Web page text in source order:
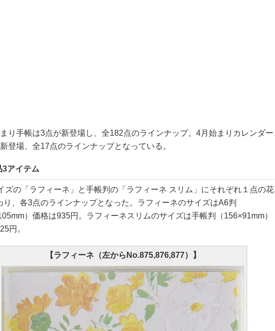
り手帳は3点が新登場し、全182点のラインナップ。4月始まりカレンダー
登場、全17点のラインナップとなっている。
3アイテム
の「ラフィーネ」と手帳判の「ラフィーネ スリム」にそれぞれ１点の花
り、各3点のラインナップとなった。ラフィーネのサイズはA6判
）価格は935円。ラフィーネスリムのサイズは手帳判（156×91mm）
円。
【ラフィーネ（左からNo.875,876,877）】